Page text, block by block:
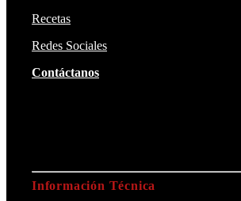
Recetas
Redes Sociales
Contáctanos
Información Técnica